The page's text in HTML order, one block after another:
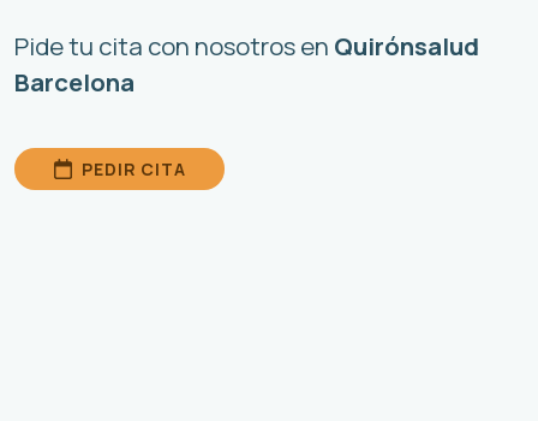
Pide tu cita con nosotros en Quirónsalud
Barcelona
PEDIR CITA